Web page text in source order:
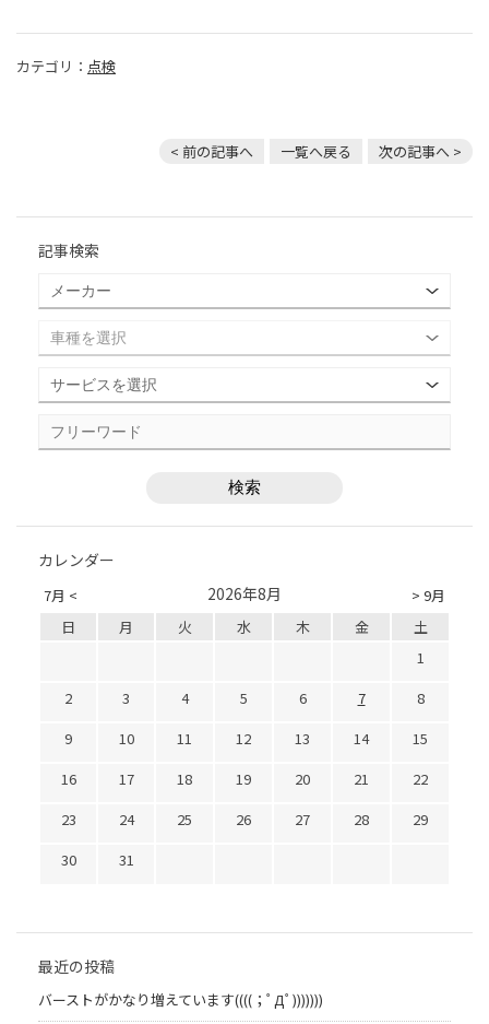
カテゴリ： 点検
< 前の記事へ 一覧へ戻る 次の記事へ >
記事検索
カレンダー
7月 < > 9月
2026年8月
日 月 火 水 木 金
土
1
2
3 4 5 6 7
8
9
10 11 12 13 14
15
16
17 18 19 20 21
22
23
24 25 26 27 28
29
30
31
最近の投稿
バーストがかなり増えています((((；ﾟДﾟ)))))))